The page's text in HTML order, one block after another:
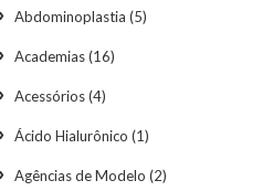
Abdominoplastia (5)
Academias(16)
Acessórios(4)
Ácido Hialurônico (1)
Agências de Modelo (2)